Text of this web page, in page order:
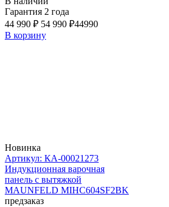
Гарантия 2 года
44 990 ₽ 54 990 ₽44990
В корзину
Новинка
Артикул: КА-00021273
Индукционная варочная
панель с вытяжкой
MAUNFELD MIHC604SF2BK
предзаказ